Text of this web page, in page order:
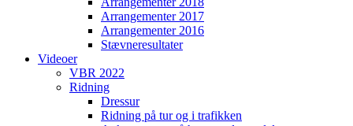
Arrangementer 2017
Arrangementer 2016
Stævneresultater
Videoer
VBR 2022
Ridning
Dressur
Ridning på tur og i trafikken